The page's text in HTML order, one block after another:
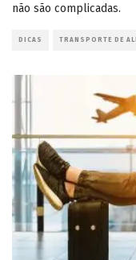
não são complicadas.
DICAS TRANSPORTE DE